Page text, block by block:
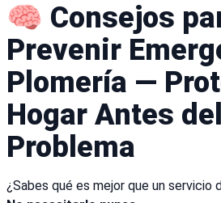
🧠 Consejos
Prevenir
Plomería —
Hogar Antes del
Problema
¿Sabes qué es mejor que un servicio